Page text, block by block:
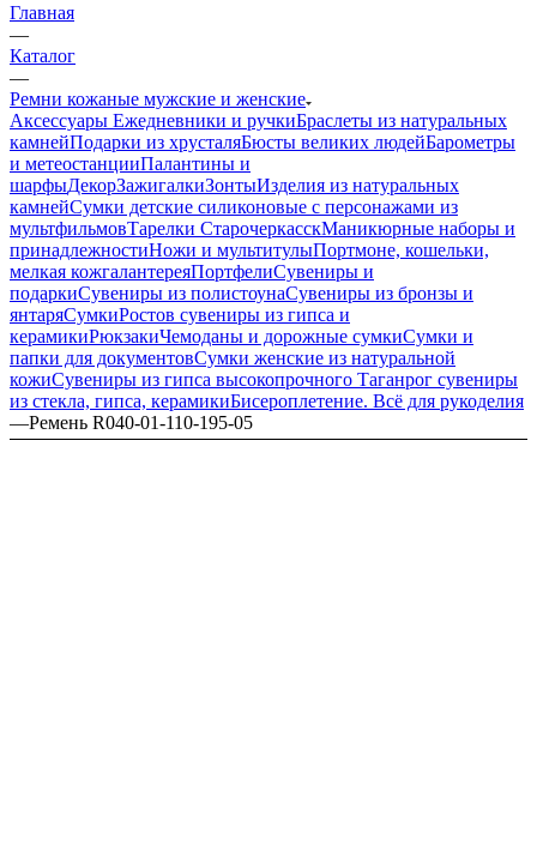
Главная
—
Каталог
—
Ремни кожаные мужские и женские
Аксессуары Ежедневники и ручкиБраслеты из натуральных
камнейПодарки из хрусталяБюсты великих людейБарометры
и метеостанцииПалантины и
шарфыДекорЗажигалкиЗонтыИзделия из натуральных
камнейСумки детские силиконовые с персонажами из
мультфильмовТарелки СтарочеркасскМаникюрные наборы и
принадлежностиНожи и мультитулыПортмоне, кошельки,
мелкая кожгалантереяПортфелиСувениры и
подаркиСувениры из полистоунаСувениры из бронзы и
янтаряСумкиРостов сувениры из гипса и
керамикиРюкзакиЧемоданы и дорожные сумкиСумки и
папки для документовСумки женские из натуральной
кожиСувениры из гипса высокопрочного Таганрог сувениры
из стекла, гипса, керамикиБисероплетение. Всё для рукоделия
—Ремень R040-01-110-195-05